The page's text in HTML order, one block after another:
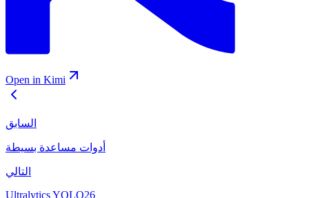
Open in Kimi
السابق
أدوات مساعدة بسيطة
التالي
Ultralytics YOLO26